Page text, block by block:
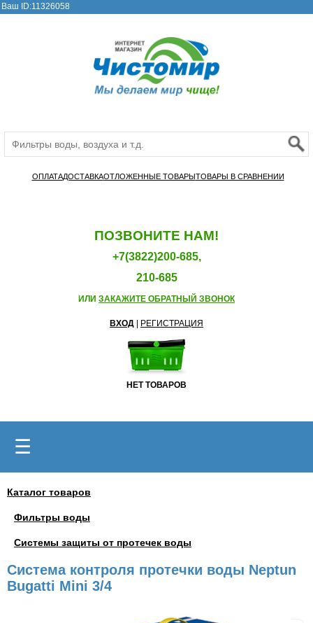
Ваш ID:11326058
ОПЛАТАДОСТАВКАОТЛОЖЕННЫЕ ТОВАРЫТОВАРЫ В СРАВНЕНИИ
ПОЗВОНИТЕ НАМ!
+7(3822)200-685,
210-685
ИЛИ ЗАКАЖИТЕ ОБРАТНЫЙ ЗВОНОК
ВХОД РЕГИСТРАЦИЯ
НЕТ ТОВАРОВ
☰
Каталог товаров
Фильтры воды
Системы защиты от протечек воды
Система контроля протечки воды Neptun
Bugatti Mini 3/4